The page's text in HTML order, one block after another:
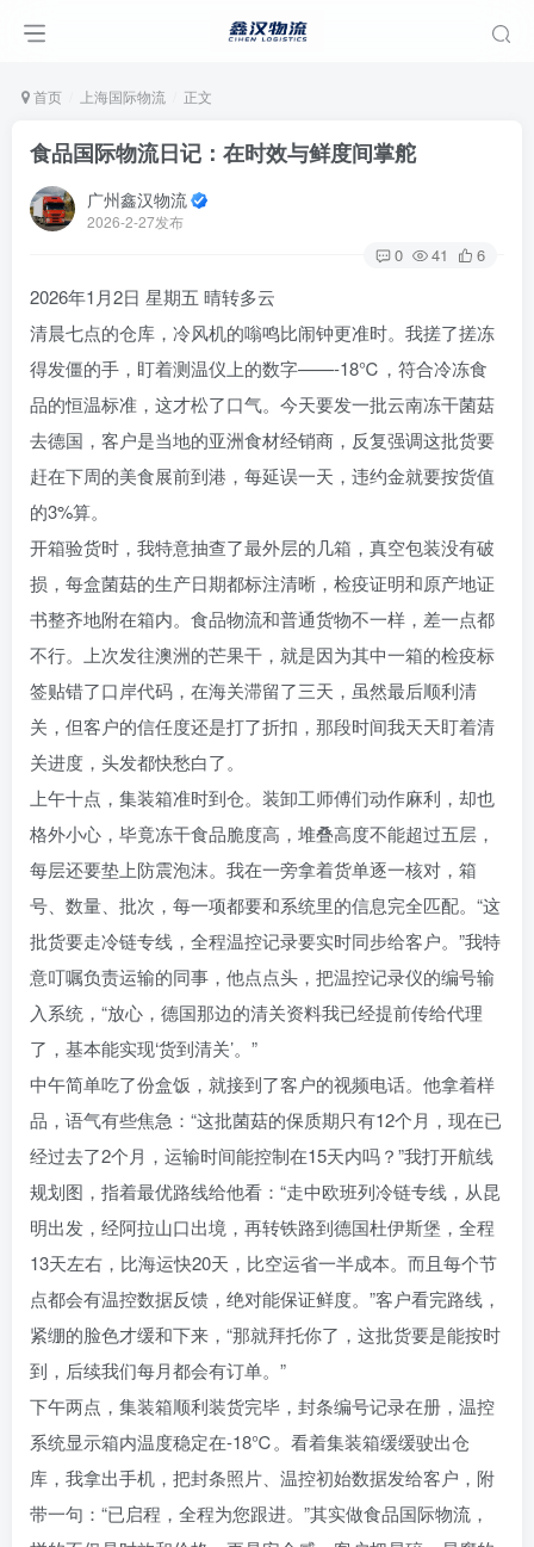
首页 上海国际物流 正文
食品国际物流日记：在时效与鲜度间掌舵
广州鑫汉物流
2026-2-27发布
0 41 6
2026年1月2日 星期五 晴转多云
清晨七点的仓库，冷风机的嗡鸣比闹钟更准时。我搓了搓冻
得发僵的手，盯着测温仪上的数字——-18℃，符合冷冻食
品的恒温标准，这才松了口气。今天要发一批云南冻干菌菇
去德国，客户是当地的亚洲食材经销商，反复强调这批货要
赶在下周的美食展前到港，每延误一天，违约金就要按货值
的3%算。
开箱验货时，我特意抽查了最外层的几箱，真空包装没有破
损，每盒菌菇的生产日期都标注清晰，检疫证明和原产地证
书整齐地附在箱内。食品物流和普通货物不一样，差一点都
不行。上次发往澳洲的芒果干，就是因为其中一箱的检疫标
签贴错了口岸代码，在海关滞留了三天，虽然最后顺利清
关，但客户的信任度还是打了折扣，那段时间我天天盯着清
关进度，头发都快愁白了。
上午十点，集装箱准时到仓。装卸工师傅们动作麻利，却也
格外小心，毕竟冻干食品脆度高，堆叠高度不能超过五层，
每层还要垫上防震泡沫。我在一旁拿着货单逐一核对，箱
号、数量、批次，每一项都要和系统里的信息完全匹配。“这
批货要走冷链专线，全程温控记录要实时同步给客户。”我特
意叮嘱负责运输的同事，他点点头，把温控记录仪的编号输
入系统，“放心，德国那边的清关资料我已经提前传给代理
了，基本能实现‘货到清关’。”
中午简单吃了份盒饭，就接到了客户的视频电话。他拿着样
品，语气有些焦急：“这批菌菇的保质期只有12个月，现在已
经过去了2个月，运输时间能控制在15天内吗？”我打开航线
规划图，指着最优路线给他看：“走中欧班列冷链专线，从昆
明出发，经阿拉山口出境，再转铁路到德国杜伊斯堡，全程
13天左右，比海运快20天，比空运省一半成本。而且每个节
点都会有温控数据反馈，绝对能保证鲜度。”客户看完路线，
紧绷的脸色才缓和下来，“那就拜托你了，这批货要是能按时
到，后续我们每月都会有订单。”
下午两点，集装箱顺利装货完毕，封条编号记录在册，温控
系统显示箱内温度稳定在-18℃。看着集装箱缓缓驶出仓
库，我拿出手机，把封条照片、温控初始数据发给客户，附
带一句：“已启程，全程为您跟进。”其实做食品国际物流，